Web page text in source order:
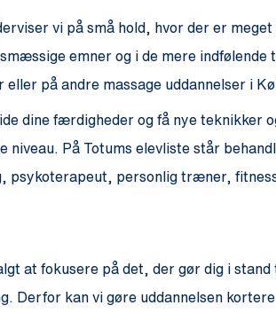
vi på små hold, hvor der er
emner og i de mere
på andre massage uddannelser i
dine færdigheder og få nye teknikker
På Totums elevliste står
psykoterapeut, personlig træner,
at fokusere på det, der gør dig i
Derfor kan vi gøre uddannelsen